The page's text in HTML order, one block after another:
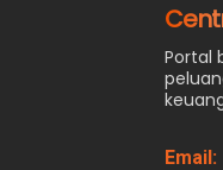
Portal
Email: